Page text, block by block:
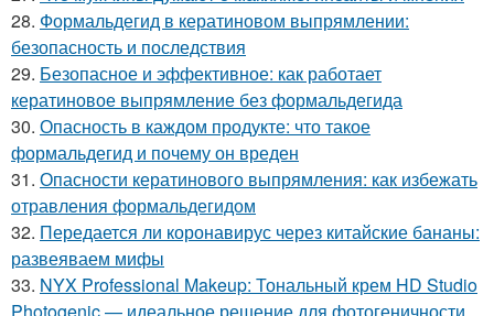
28. Формальдегид в кератиновом выпрямлении:
безопасность и последствия
29. Безопасное и эффективное: как работает
кератиновое выпрямление без формальдегида
30. Опасность в каждом продукте: что такое
формальдегид и почему он вреден
31. Опасности кератинового выпрямления: как избежать
отравления формальдегидом
32. Передается ли коронавирус через китайские бананы:
развеяваем мифы
33. NYX Professional Makeup: Тональный крем HD Studio